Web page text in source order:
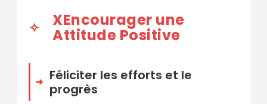
XEncourager une
Attitude Positive
Féliciter les efforts et le
progrès